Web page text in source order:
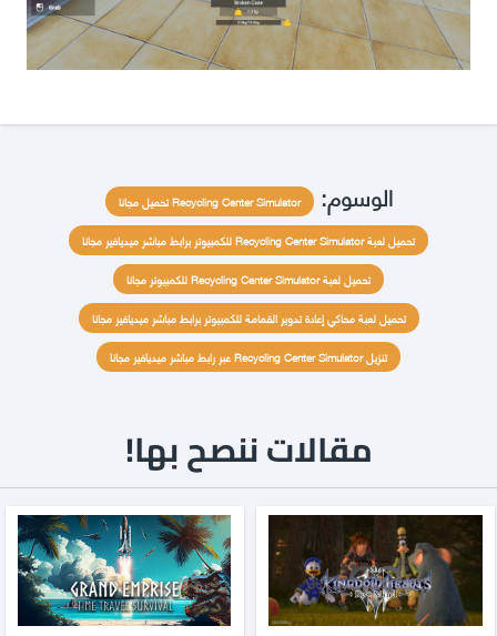
الوسوم: Recycling Center Simulator تحميل مجانا
تحميل لعبة Recycling Center Simulator للكمبيوتر برابط مباشر ميديافير مجانا
تحميل لعبة Recycling Center Simulator للكمبيوتر مجانا
تحميل لعبة محاكي إعادة تدوير القمامة للكمبيوتر برابط مباشر ميديافير مجانا
تنزيل Recycling Center Simulator عبر رابط مباشر ميديافير مجانا
مقالات ننصح بها!